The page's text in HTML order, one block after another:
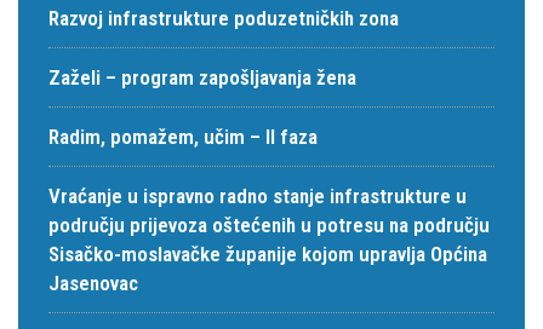
Razvoj infrastrukture poduzetničkih zona
Zaželi – program zapošljavanja žena
Radim, pomažem, učim – II faza
Vraćanje u ispravno radno stanje infrastrukture u
području prijevoza oštećenih u potresu na području
Sisačko-moslavačke županije kojom upravlja Općina
Jasenovac